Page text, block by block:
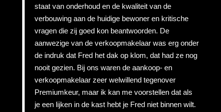
staat van onderhoud en de kwaliteit van de
verbouwing aan de huidige bewoner en kritische
vragen die zij goed kon beantwoorden. De
aanwezige van de verkoopmakelaar was erg onder
de indruk dat Fred het dak op klom, dat had ze nog
nooit gezien. Bij ons waren de aankoop- en
verkoopmakelaar zeer welwillend tegenover
Premiumkeur, maar ik kan me voorstellen dat als
je een lijken in de kast hebt je Fred niet binnen wilt.